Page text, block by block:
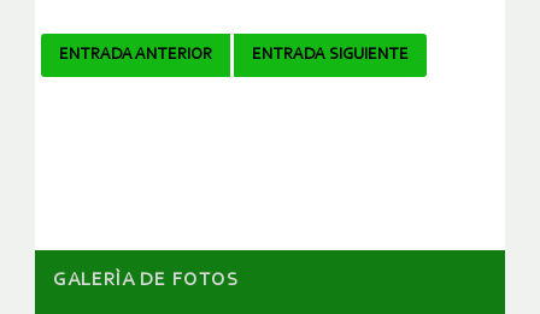
Navegador
ENTRADA ANTERIOR ENTRADA SIGUIENTE
GALERÌA DE FOTOS